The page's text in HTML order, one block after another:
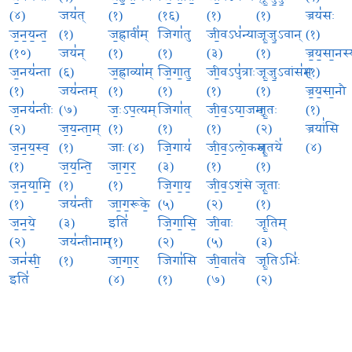
(४)
ज॒न॒य॒न्त॒
(१०)
ज॒नय॑न्ता
(१)
ज॒नय॑न्तीः
(२)
ज॒न॒य॒स्व॒
(१)
ज॒न॒या॒मि॒
(१)
ज॒न॒ये॒
(२)
जन॑सी॒
इति॑
जय॑त्
(१)
जय॑न्
(६)
जय॑न्तम्
(७)
ज॒य॒न्ता॒म्
(१)
ज॒य॒न्ति॒
(१)
जय॑न्ती
(३)
जय॑न्तीनाम्
(१)
(१)
ज॒ह्नावी॑म्
(१)
ज॒ह्नाव्या॑म्
(१)
जः॒ऽप॒त्यम्
(१)
जाः (४)
जा॒ग॒र॒
(१)
जा॒ग॒रूके॒
इति॑
(१)
जा॒गा॒र॒
(४)
(१६)
जिगा॑तु
(१)
जि॒गा॒तु॒
(१)
जिगा॑त्
(१)
जि॒गाय॑
(३)
जि॒गा॒य॒
(५)
जि॒गा॒सि॒
(२)
जिगा॑सि
(१)
(१)
जी॒वऽध॑न्याः
(३)
जी॒वऽपु॑त्राः
(१)
जी॒व॒ऽया॒जम्
(१)
जी॒व॒ऽलो॒कम्
(१)
जी॒व॒ऽशं॒से
(२)
जी॒वाः
(५)
जी॒वात॑वे
(७)
(१)
जू॒जु॒ऽवान्
(१)
जू॒जु॒ऽवांस॑म्
(१)
जू॒तः
(२)
जू॒तये॑
(१)
जू॒ताः
(१)
जू॒तिम्
(३)
जू॒तिऽभिः॑
(२)
ज्रय॑सः
(१)
(१)
ज्र॒य॒सा॒नौ
(१)
ज्रयां॑सि
(४)